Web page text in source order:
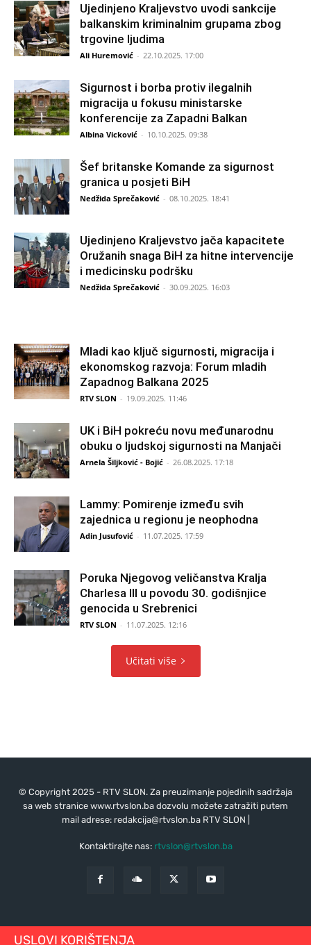
Ujedinjeno Kraljevstvo uvodi sankcije
balkanskim kriminalnim grupama zbog
trgovine ljudima
Ali Huremović - 22.10.2025. 17:00
Sigurnost i borba protiv ilegalnih
migracija u fokusu ministarske
konferencije za Zapadni Balkan
Albina Vicković - 10.10.2025. 09:38
Šef britanske Komande za sigurnost
granica u posjeti BiH
Nedžida Sprečaković - 08.10.2025. 18:41
Ujedinjeno Kraljevstvo jača kapacitete
Oružanih snaga BiH za hitne intervencije
i medicinsku podršku
Nedžida Sprečaković - 30.09.2025. 16:03
Mladi kao ključ sigurnosti, migracija i
ekonomskog razvoja: Forum mladih
Zapadnog Balkana 2025
RTV SLON - 19.09.2025. 11:46
UK i BiH pokreću novu međunarodnu
obuku o ljudskoj sigurnosti na Manjači
Arnela Šiljković - Bojić - 26.08.2025. 17:18
Lammy: Pomirenje između svih
zajednica u regionu je neophodna
Adin Jusufović - 11.07.2025. 17:59
Poruka Njegovog veličanstva Kralja
Charlesa III u povodu 30. godišnjice
genocida u Srebrenici
RTV SLON - 11.07.2025. 12:16
Učitati više
© Copyright 2025 - RTV SLON. Za preuzimanje pojedinih sadržaja
sa web stranice www.rtvslon.ba dozvolu možete zatražiti putem
mail adrese: redakcija@rtvslon.baRTV SLON |
Kontaktirajte nas: rtvslon@rtvslon.ba
USLOVI KORIŠTENJA